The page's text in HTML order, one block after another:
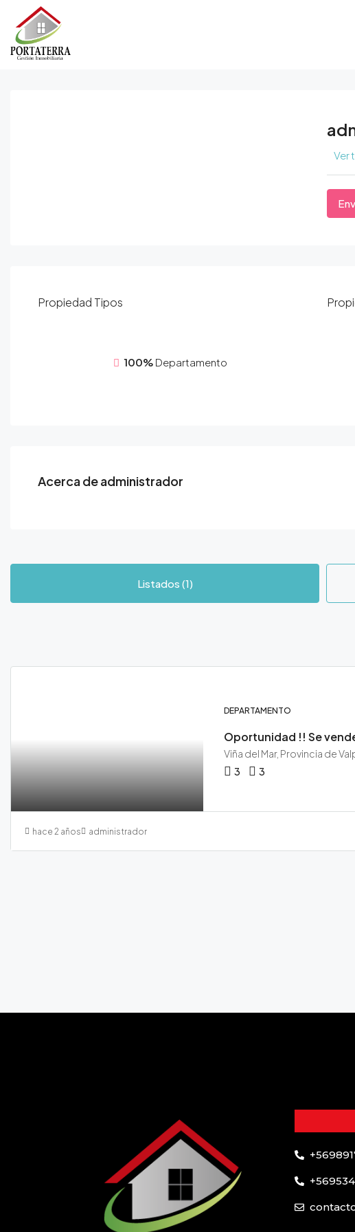
Ver
Propiedad Tipos
100% Departamento
Acerca de administrador
Listados (1)
DEPARTAMENTO
3
3
hace 2 años administrador